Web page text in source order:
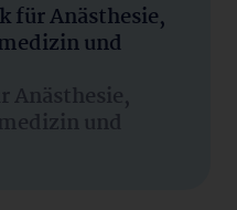
für Anästhesie,
und
und